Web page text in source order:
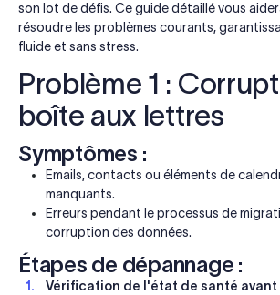
son lot de défis. Ce guide détaillé vous
résoudre les problèmes courants,
fluide et sans stress.
Problème 1 :
boîte aux lettres
Symptômes :
Emails, contacts ou éléments de
manquants.
Erreurs pendant le processus de
corruption des données.
Étapes de dépannage :
Vérification de l'état de santé avant